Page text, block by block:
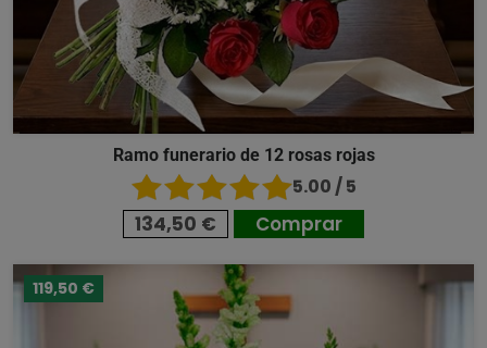
Ramo funerario de 12 rosas rojas
5.00 / 5
134,50 € Comprar
119,50 €